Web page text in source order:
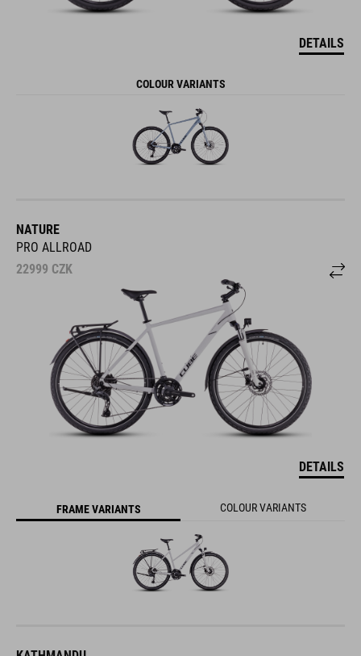
DETAILS
COLOUR VARIANTS
NATURE
PRO ALLROAD
22999 CZK
DETAILS
FRAME VARIANTS COLOUR VARIANTS
KATHMANDU